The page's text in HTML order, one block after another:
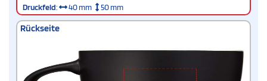
Druckfeld: 40 mm 50 mm
Rückseite